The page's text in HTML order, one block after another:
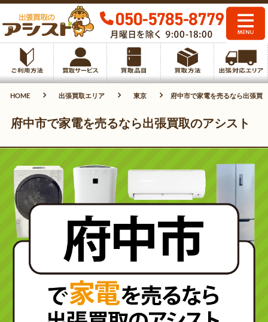
HOME 出張買取エリア 東京 府中市で家電を売るなら出張買
府中市で家電を売るなら出張買取のアシスト